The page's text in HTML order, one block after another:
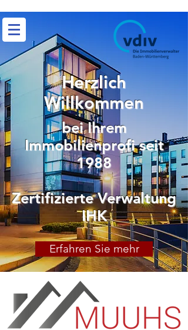
Herzlich
Willkommen
bei Ihrem
Immobilienprofi seit
1988
Zertifizierte Verwaltung
IHK
Erfahren Sie mehr